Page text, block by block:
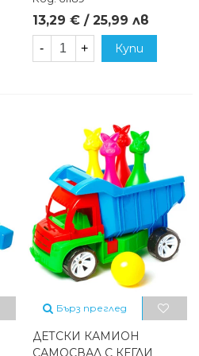
13,29 € / 25,99 лв
- + Купи
Бърз преглед
ДЕТСКИ КАМИОН